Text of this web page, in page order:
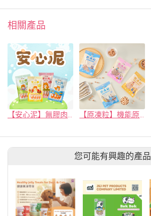
相關產品
【安心泥】無膠肉泥條 【原凍粒】機能原肉凍乾系列
您可能有興趣的產品